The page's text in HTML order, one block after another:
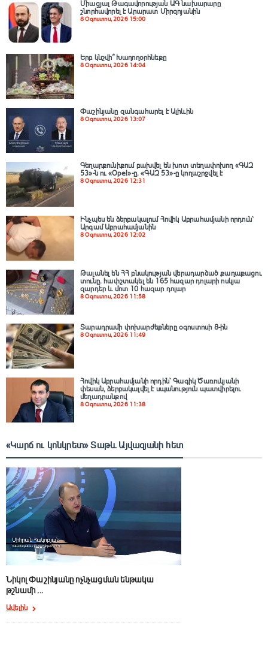
Միացյալ Թագավորության ԱԳ նախարարը
շնորհավորել է Արարատ Միրզոյանին
8 Օգոստոս, 2026 15:00
Երբ կնշվի՞ Խաղողօրհնեքը
8 Օգոստոս, 2026 14:04
Փաշինյանը զանգահարել է Ալիևին
8 Օգոստոս, 2026 13:07
Գեղարքունիքում բախվել են խոտ տեղափոխող «ԳԱԶ
53»-ն ու «Opel»-ը. «ԳԱԶ 53»-ը կողաշրջվել է
8 Օգոստոս, 2026 12:31
Ինչպես են ձերբակալում Հովիկ Աբրահամյանի որդուն՝
Արգամ Աբրահամյանին
8 Օգոստոս, 2026 12:02
Թալանել են ՀՀ բնակության վերադարձած քաղաքացու
տունը․ հափշտակել են 165 հազար դոլարի ոսկյա
զարդեր և մոտ 10 հազար դոլար
8 Օգոստոս, 2026 11:58
Տարադրամի փոխարժեքները օգոստոսի 8-ին
8 Օգոստոս, 2026 11:49
Հովիկ Աբրահամյանի որդին՝ Գագիկ Ծառուկյանի
փեսան, ձերբակալվել է սպшնություն պատվիրելու
մեղադրանքով
8 Օգոստոս, 2026 11:38
«Կարճ ու կոնկրետ» Տաթև Այվազյանի հետ
Նիկոլ Փաշինյանը ոչնչացման ենթակա
թշնամի ...
Ավելին